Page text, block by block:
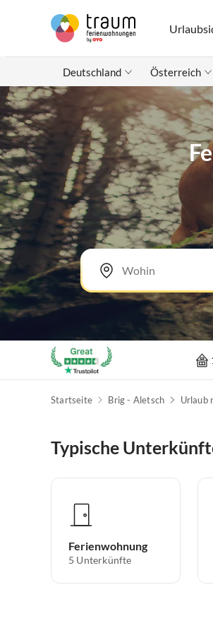
Deutschland Österreich
Startseite Brig - Aletsch Urlaub
Typische
Ferienwohnung
5 Unterkünfte